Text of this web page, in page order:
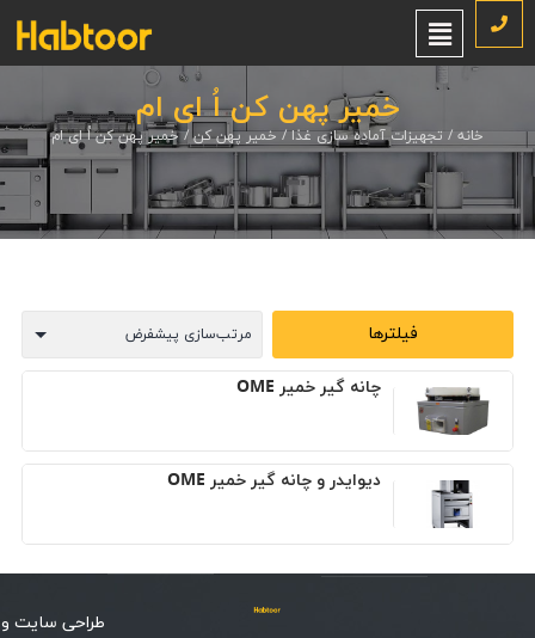
خمیر پهن کن اُ ای ام
خانه / تجهیزات آماده سازی غذا/خمیر پهن کن/ خمیر پهن کن اُ ای ام
فیلترها
چانه گیر خمیر OME
دیوایدر و چانه گیر خمیر OME
طراحی سایتو